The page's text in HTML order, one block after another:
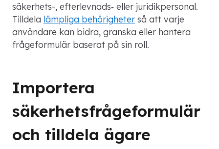
säkerhets-, efterlevnads‑ eller juridikpersonal.
Tilldela lämpliga behörigheter så att varje
användare kan bidra, granska eller hantera
frågeformulär baserat på sin roll.
Importera
säkerhetsfrågeformulär
och tilldela ägare